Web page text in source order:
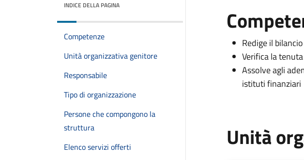
INDICE DELLA PAGINA
Competenze
Unità organizzativa genitore
Responsabile
Tipo di organizzazione
Persone che compongono la
struttura
Elenco servizi offerti
Redige il
Verifica la
Assolve agli
istituti finanziari
Unità